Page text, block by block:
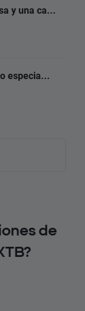
y una ca...
especia...
de